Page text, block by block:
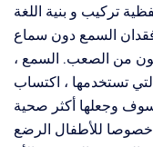
تركيب و بنية اللغة
السمع دون سماع
من الصعب. السمع ،
تستخدمها ، اكتساب
(خصوصا للأطفال الرضع